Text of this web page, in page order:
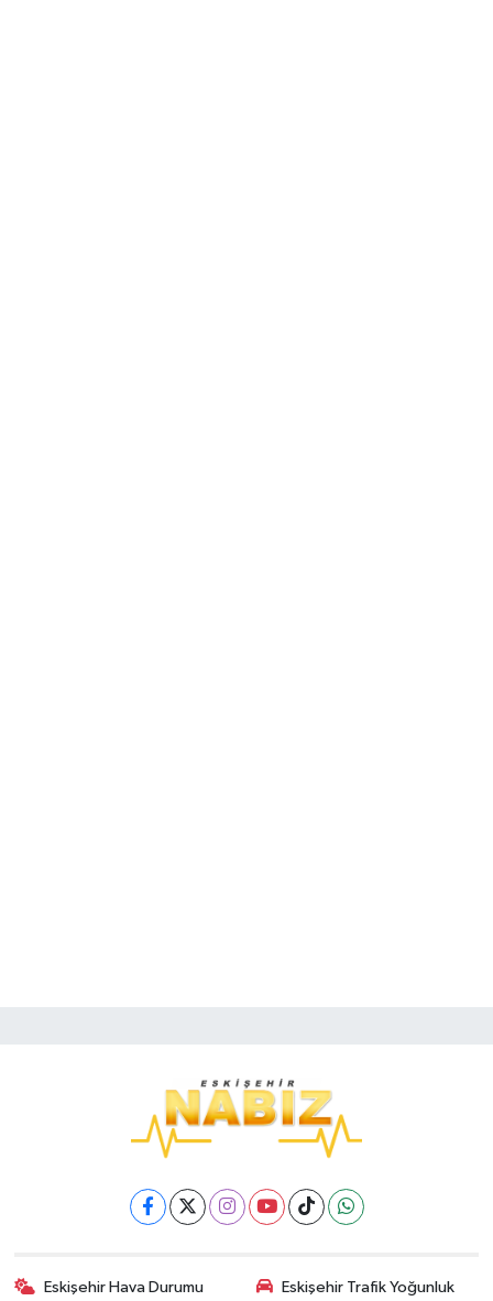
Eskişehir Hava Durumu Eskişehir Trafik Yoğunluk